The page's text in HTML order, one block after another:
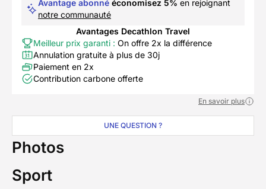
Avantage abonné économisez 5% en rejoignant
notre communauté
Avantages Decathlon Travel
Meilleur prix garanti : On offre 2x la différence
Annulation gratuite à plus de 30j
Paiement en 2x
Contribution carbone offerte
En savoir plus
UNE QUESTION ?
Photos
Sport